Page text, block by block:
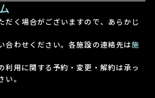
だく場合がございますので、あらかじ
合わせください。各施設の連絡先は施
利用に関する予約・変更・解約は承っ
い。